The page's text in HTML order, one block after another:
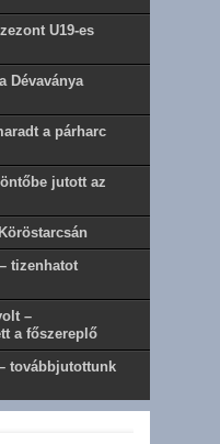
U19-es
Dévaványa
a párharc
jutott az
tizenhatot
–
a főszereplő
továbbjutottunk